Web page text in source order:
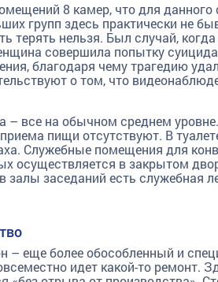
8 камер, что для
групп здесь практически не
терять нельзя. Был случай,
совершила попытку
благодаря чему трагедию
о том, что
– все на обычном среднем
пищи отсутствуют. В
Служебные помещения для
осуществляется в закрытом
залы заседаний есть служебная
– еще более обособленный и
идет какой-то ремонт.